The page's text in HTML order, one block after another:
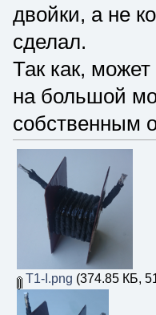
двойки, а не
сделал.
Так как,
на большой
собственным
T1-I.png (374.85 КБ,